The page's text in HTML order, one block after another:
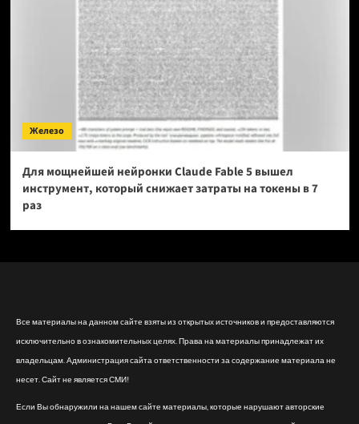
Железо
Для мощнейшей нейронки Claude Fable 5 вышел
инструмент, который снижает затраты на токены в 7
раз
Все материалы на данном сайте взяты из открытых источников и предоставляются
исключительно в ознакомительных целях. Права на материалы принадлежат их
владельцам. Администрация сайта ответственности за содержание материала не
несет. Сайт не является СМИ!
Если Вы обнаружили на нашем сайте материалы, которые нарушают авторские